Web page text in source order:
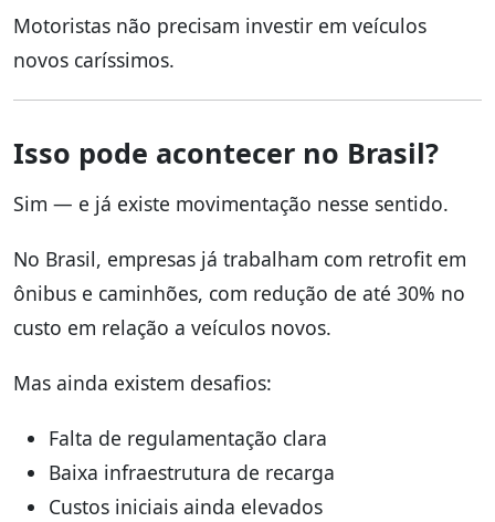
Motoristas não precisam investir em veículos
novos caríssimos.
Isso pode acontecer no Brasil?
Sim — e já existe movimentação nesse sentido.
No Brasil, empresas já trabalham com retrofit em
ônibus e caminhões, com redução de até 30% no
custo em relação a veículos novos.
Mas ainda existem desafios:
Falta de regulamentação clara
Baixa infraestrutura de recarga
Custos iniciais ainda elevados